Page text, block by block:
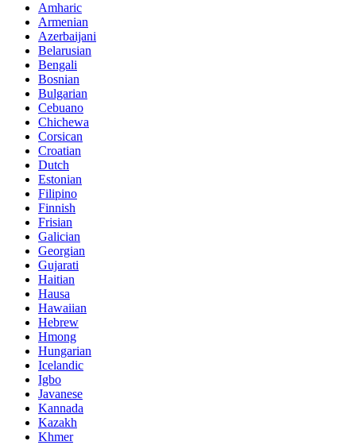
Amharic
Armenian
Azerbaijani
Belarusian
Bengali
Bosnian
Bulgarian
Cebuano
Chichewa
Corsican
Croatian
Dutch
Estonian
Filipino
Finnish
Frisian
Galician
Georgian
Gujarati
Haitian
Hausa
Hawaiian
Hebrew
Hmong
Hungarian
Icelandic
Igbo
Javanese
Kannada
Kazakh
Khmer